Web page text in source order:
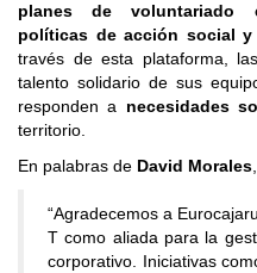
planes de voluntariado
políticas de acción social
través de esta plataforma,
talento solidario de sus
responden a necesidades
territorio.
En palabras de David Morales
“Agradecemos a
T como aliada para la
corporativo. Iniciativas